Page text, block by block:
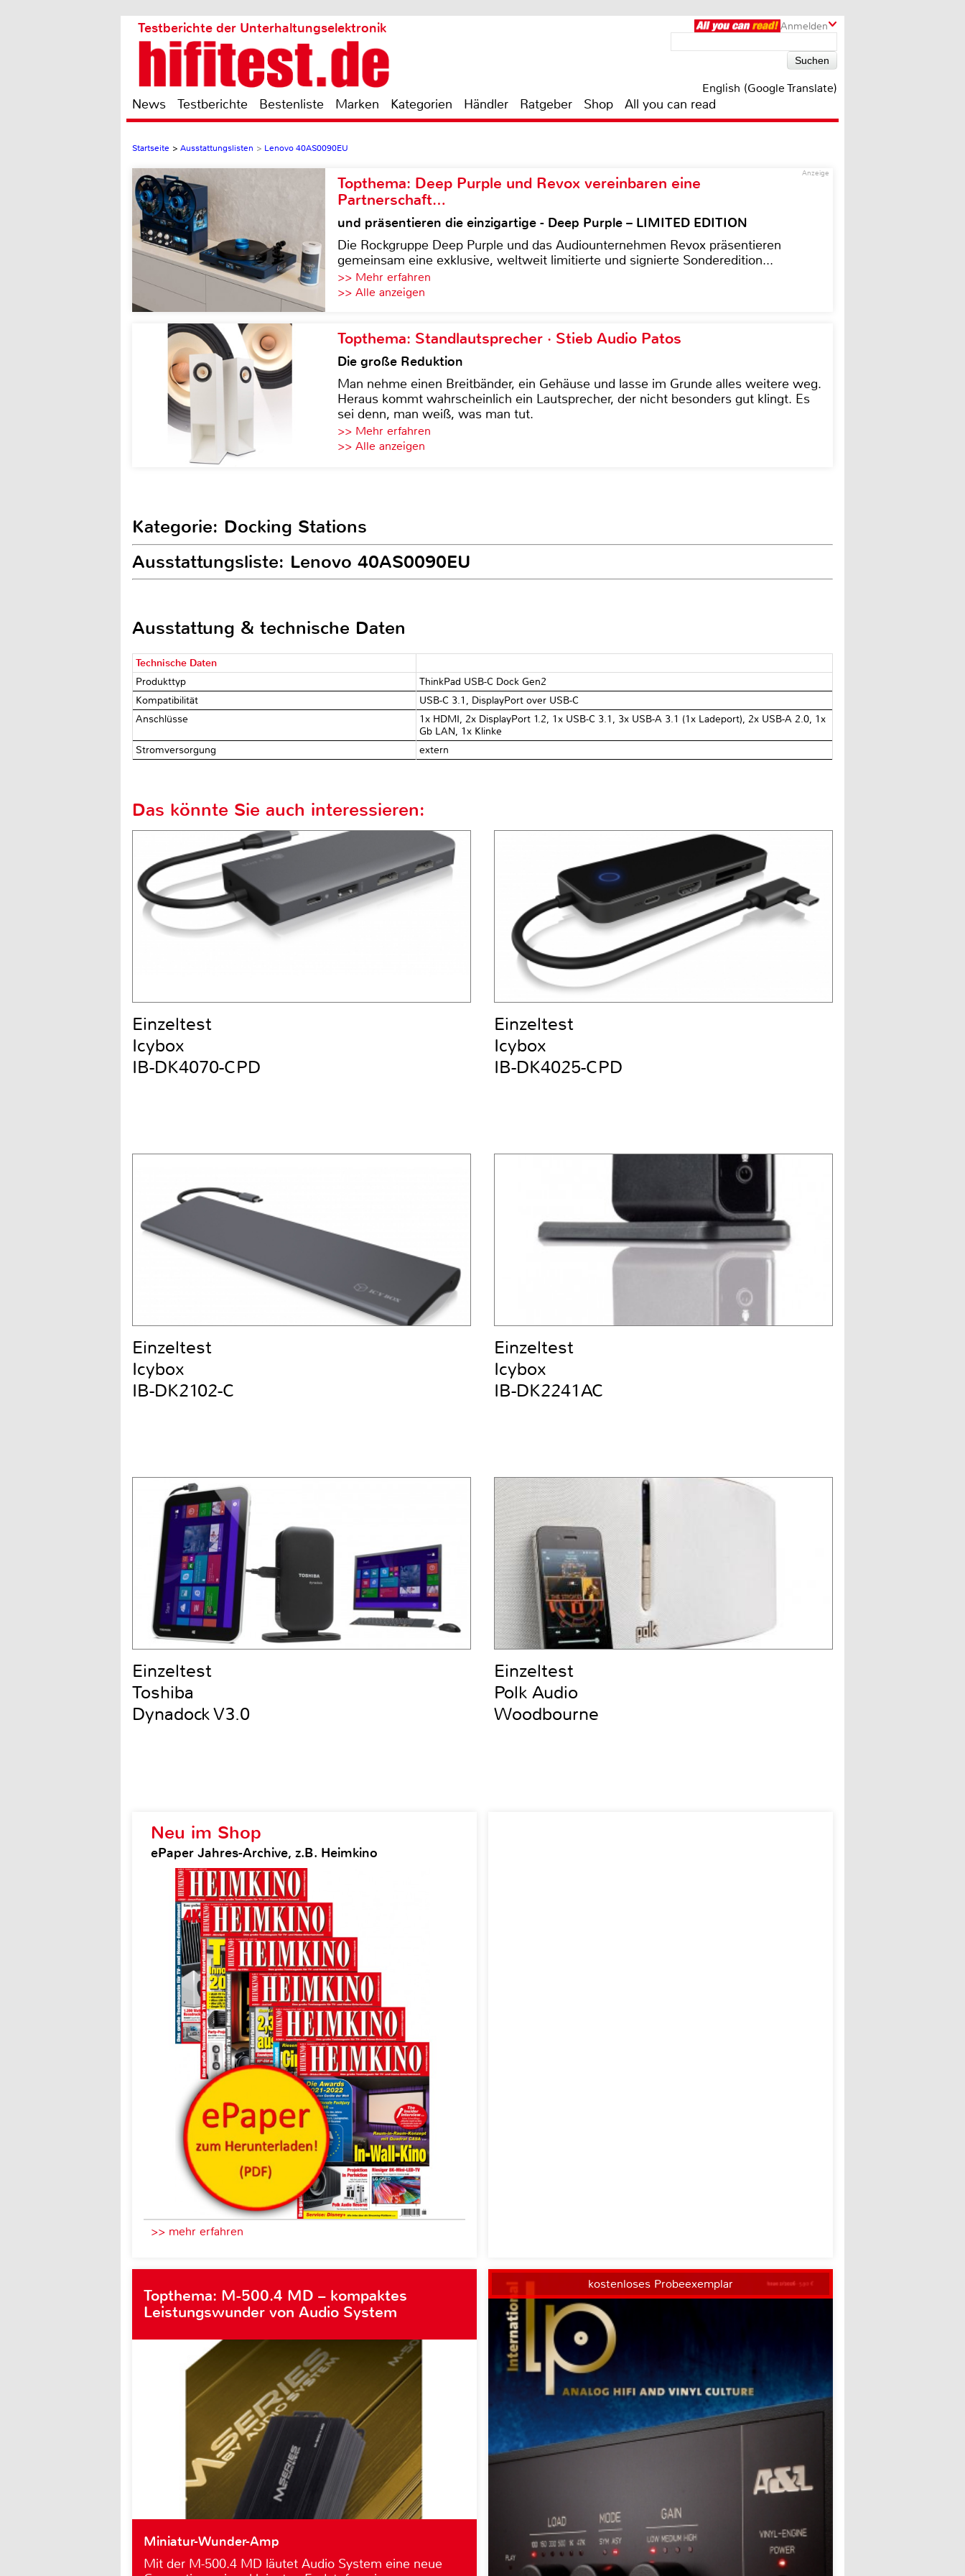
Anmelden
Testberichte der Unterhaltungselektronik
English (Google Translate)
News Testberichte Bestenliste Marken Kategorien Händler Ratgeber Shop All you can read
Startseite > Ausstattungslisten > Lenovo 40AS0090EU
Anzeige
Topthema: Deep Purple und Revox vereinbaren eine
Partnerschaft…
und präsentieren die einzigartige - Deep Purple – LIMITED EDITION
Die Rockgruppe Deep Purple und das Audiounternehmen Revox präsentieren
gemeinsam eine exklusive, weltweit limitierte und signierte Sonderedition...
>> Mehr erfahren
>> Alle anzeigen
Topthema: Standlautsprecher · Stieb Audio Patos
Die große Reduktion
Man nehme einen Breitbänder, ein Gehäuse und lasse im Grunde alles weitere weg.
Heraus kommt wahrscheinlich ein Lautsprecher, der nicht besonders gut klingt. Es
sei denn, man weiß, was man tut.
>> Mehr erfahren
>> Alle anzeigen
Kategorie: Docking Stations
Ausstattungsliste: Lenovo 40AS0090EU
Ausstattung & technische Daten
Technische Daten
Produkttyp
ThinkPad USB-C Dock Gen2
Kompatibilität
USB-C 3.1, DisplayPort over USB-C
Anschlüsse
1x HDMI, 2x DisplayPort 1.2, 1x USB-C 3.1, 3x USB-A 3.1 (1x Ladeport), 2x USB-A 2.0, 1x
Gb LAN, 1x Klinke
Stromversorgung
extern
Neu im Shop
ePaper Jahres-Archive, z.B. Heimkino
>> mehr erfahren
Topthema: M-500.4 MD – kompaktes
Leistungswunder von Audio System
Miniatur-Wunder-Amp
Mit der M-500.4 MD läutet Audio System eine neue
kostenloses Probeexemplar
Das könnte Sie auch interessieren:
Einzeltest
Icybox
IB-DK4070-CPD
Einzeltest
Icybox
IB-DK4025-CPD
Einzeltest
Icybox
IB-DK2102-C
Einzeltest
Icybox
IB-DK2241AC
Einzeltest
Toshiba
Dynadock V3.0
Einzeltest
Polk Audio
Woodbourne